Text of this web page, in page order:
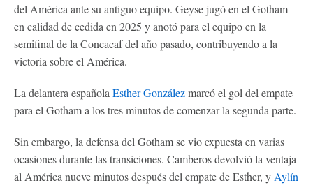
del América ante su antiguo equipo. Geyse jugó en el Gotham
en calidad de cedida en 2025 y anotó para el equipo en la
semifinal de la Concacaf del año pasado, contribuyendo a la
victoria sobre el América.
La delantera española Esther Gonzálezmarcó el gol del empate
para el Gotham a los tres minutos de comenzar la segunda parte.
Sin embargo, la defensa del Gotham se vio expuesta en varias
ocasiones durante las transiciones. Camberos devolvió la ventaja
al América nueve minutos después del empate de Esther, y Aylín